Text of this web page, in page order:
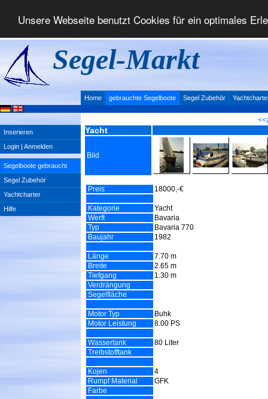
Unsere Webseite benutzt Cookies für ein optimales
Segel-Markt
Home gebrauchte Segelboote Segel Zubehör
Inserieren
Login | Anmelden
Segelboote gebraucht
Segel Zubehör
Yachtcharter
Hilfe
Yacht
Bild
Preis 18000,-€
Kategorie
Yacht
Werft
Bavaria
Typ
Bavaria 770
Baujahr
1982
Länge
7.70 m
Breite
2.65 m
Tiefgang
1.30 m
Verdrängung
Segelfläche
Motor Typ
Buhk
Motor Leistung
8.00 PS
Wassertank
80 Liter
Treibstofftank
Kojen
4
Rumpf Material
GFK
Farbe